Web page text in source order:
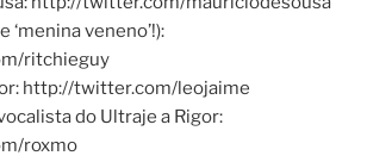
‘menina veneno’!):
ritchieguy
http://twitter.com/leojaime
do Ultraje a Rigor:
roxmo